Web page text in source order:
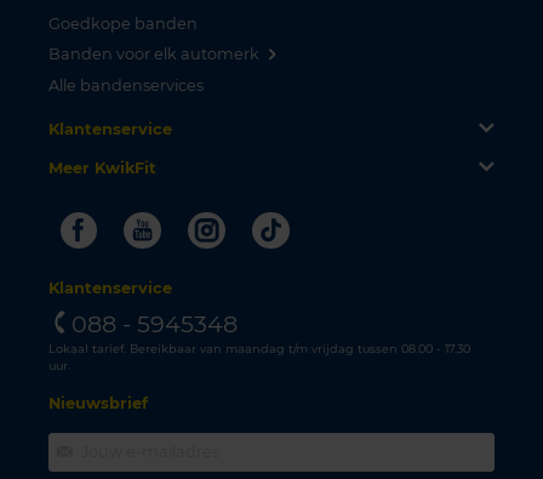
Goedkope banden
Banden voor elk automerk
Alle bandenservices
Klantenservice
Meer KwikFit
FacebookYoutubeInstagram
Tiktok
Klantenservice
088 - 5945348
Lokaal tarief. Bereikbaar van maandag t/m vrijdag tussen 08.00 - 17.30
uur.
Nieuwsbrief